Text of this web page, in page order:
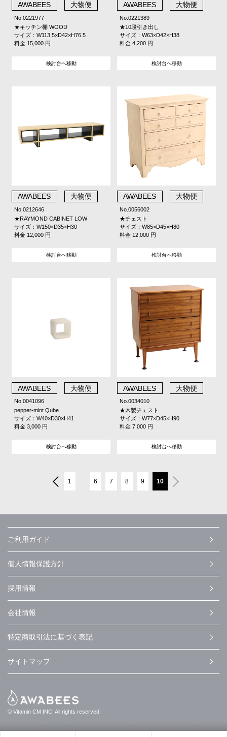
AWABEES 大物便
No.0221977
★キッチン棚 WOOD
サイズ：W113.5×D42×H76.5
料金 15,000 円
検討台へ移動
AWABEES 大物便
No.0221389
★10段引き出し
サイズ：W63×D42×H38
料金 4,200 円
検討台へ移動
AWABEES 大物便
No.0212646
★RAYMOND CABINET LOW
サイズ：W150×D35×H30
料金 12,000 円
検討台へ移動
AWABEES 大物便
No.0056002
★チェスト
サイズ：W85×D45×H80
料金 12,000 円
検討台へ移動
AWABEES 大物便
No.0041096
pepper-mint Qube
サイズ：W40×D30×H41
料金 3,000 円
検討台へ移動
AWABEES 大物便
No.0034010
★木製チェスト
サイズ：W77×D45×H90
料金 7,000 円
検討台へ移動
1
6
7 8 9 10
ご利用ガイド
個人情報保護方針
採用情報
会社情報
特定商取引法に基づく表記
サイトマップ
© Vitamin CM INC. All rights reserved.